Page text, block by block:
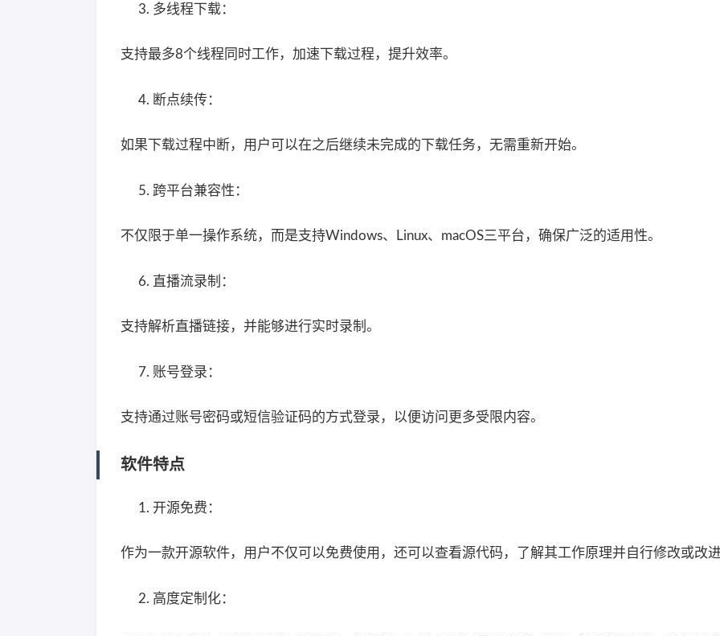
多线程下载：
支持最多8个线程同时工作，加速下载过程，提升效率。
断点续传：
如果下载过程中断，用户可以在之后继续未完成的下载任务，无需重新开始。
跨平台兼容性：
不仅限于单一操作系统，而是支持Windows、Linux、macOS三平台，确保广泛的适用性。
直播流录制：
支持解析直播链接，并能够进行实时录制。
账号登录：
支持通过账号密码或短信验证码的方式登录，以便访问更多受限内容。
软件特点
开源免费：
作为一款开源软件，用户不仅可以免费使用，还可以查看源代码，了解其工作原理并自行修改或改
高度定制化：